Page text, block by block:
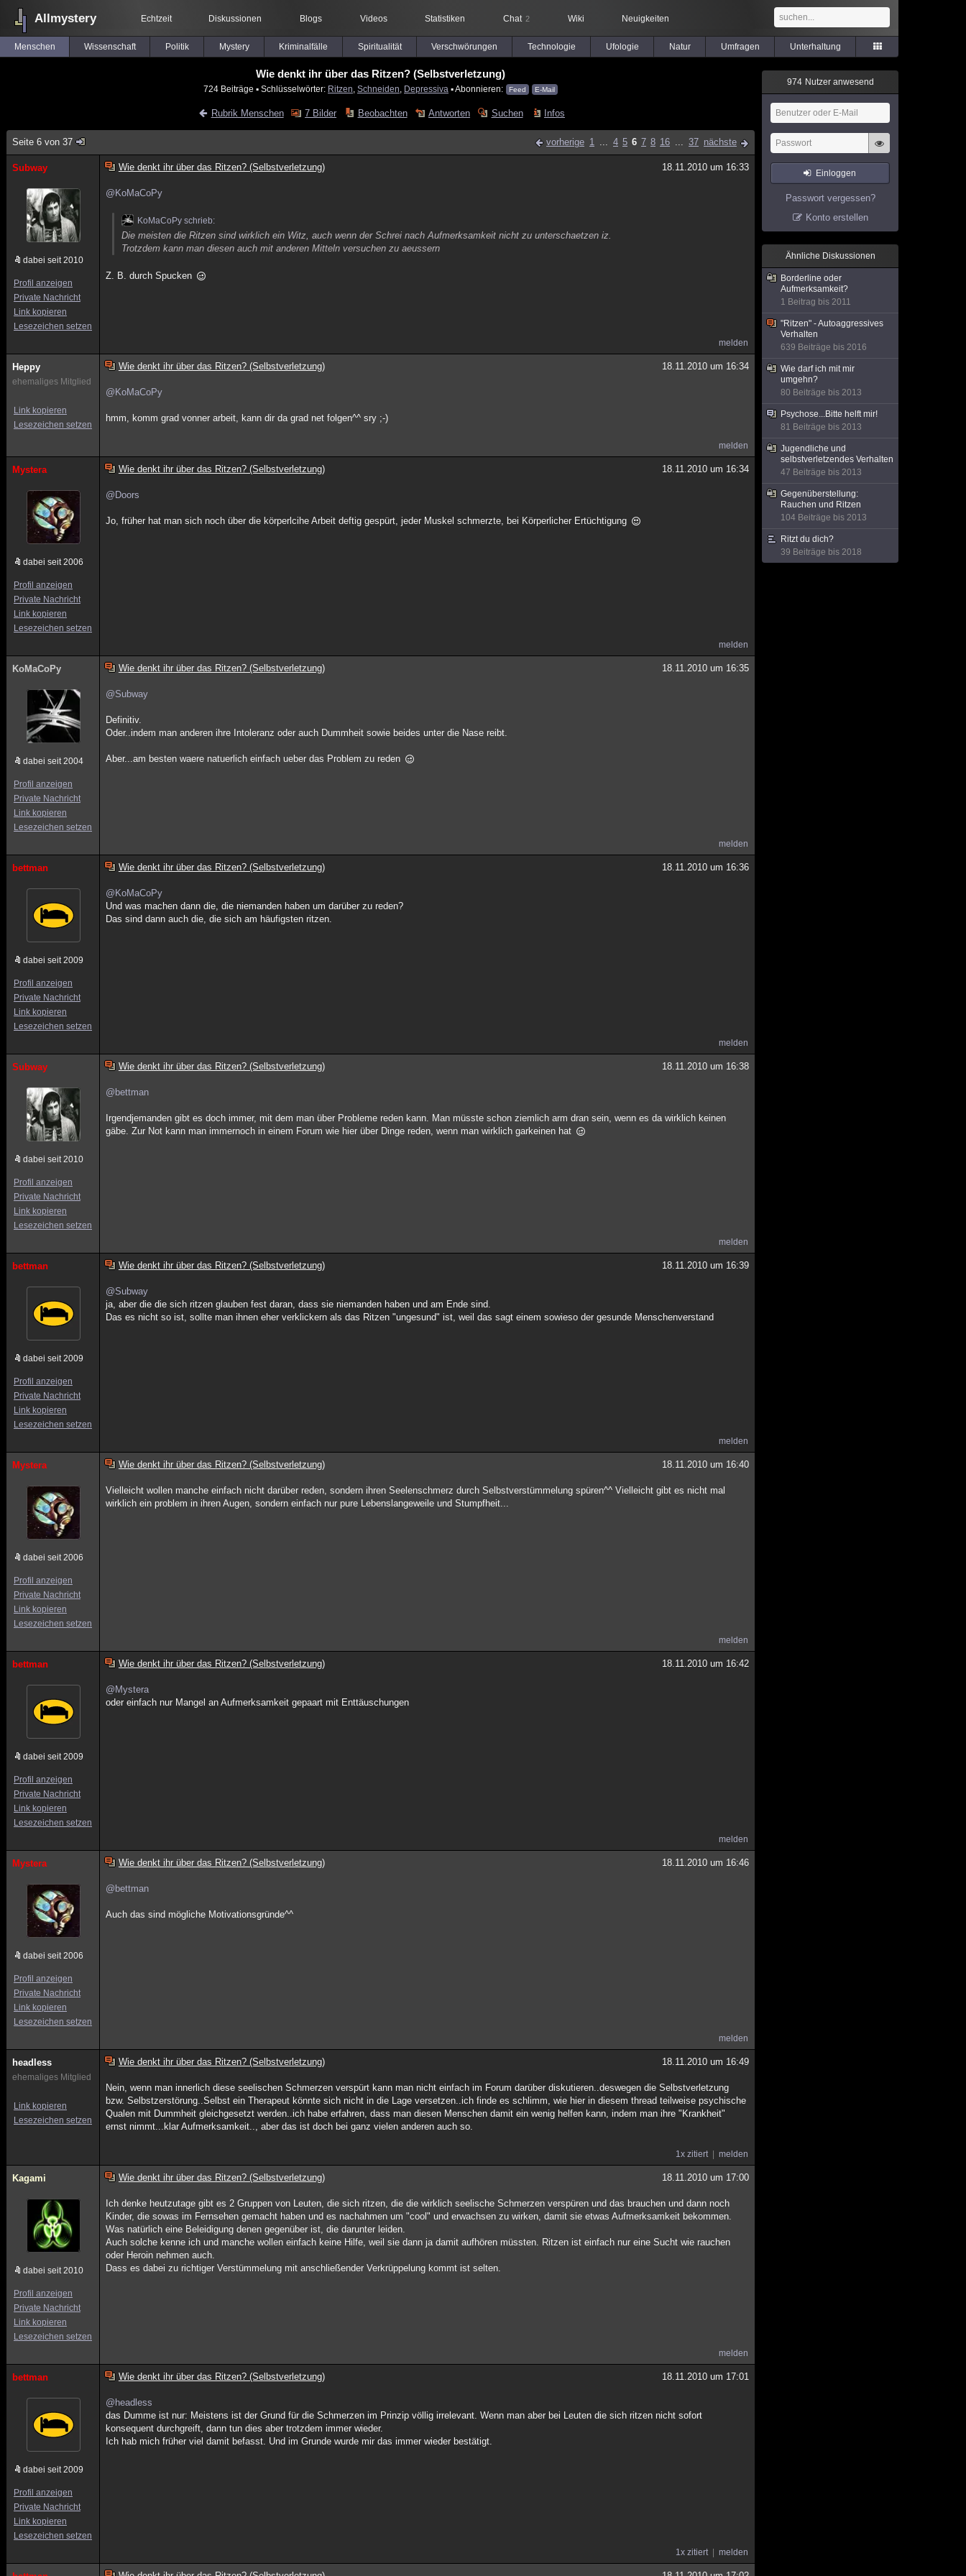
Allmystery Echtzeit Diskussionen Blogs Videos Statistiken Chat 2 Wiki Neuigkeiten
Menschen Wissenschaft Politik Mystery Kriminalfälle Spiritualität Verschwörungen Technologie Ufologie Natur Umfragen Unterhaltung
Wie denkt ihr über das Ritzen? (Selbstverletzung)
724 Beiträge ▪ Schlüsselwörter: Ritzen Schneiden Depressiva ▪ Abonnieren: Feed E-Mail
Rubrik Menschen 7 Bilder Beobachten Antworten Suchen Infos
Seite 6 von 37 vorherige 1 ... 4 5 6 7 8 16 ... 37 nächste
Subway
dabei seit 2010
Profil anzeigen
Private Nachricht
Link kopieren
Lesezeichen setzen
Wie denkt ihr über das Ritzen? (Selbstverletzung) 18.11.2010 um 16:33
@KoMaCoPy
KoMaCoPy schrieb:
Die meisten die Ritzen sind wirklich ein Witz, auch wenn der Schrei nach Aufmerksamkeit nicht zu unterschaetzen iz.
Trotzdem kann man diesen auch mit anderen Mitteln versuchen zu aeussern
Z. B. durch Spucken
melden
Heppy
ehemaliges Mitglied
Link kopieren
Lesezeichen setzen
Wie denkt ihr über das Ritzen? (Selbstverletzung) 18.11.2010 um 16:34
@KoMaCoPy
hmm, komm grad vonner arbeit, kann dir da grad net folgen^^ sry ;-)
melden
Mystera
dabei seit 2006
Profil anzeigen
Private Nachricht
Link kopieren
Lesezeichen setzen
Wie denkt ihr über das Ritzen? (Selbstverletzung) 18.11.2010 um 16:34
@Doors
Jo, früher hat man sich noch über die körperlcihe Arbeit deftig gespürt, jeder Muskel schmerzte, bei Körperlicher Ertüchtigung
melden
KoMaCoPy
dabei seit 2004
Profil anzeigen
Private Nachricht
Link kopieren
Lesezeichen setzen
Wie denkt ihr über das Ritzen? (Selbstverletzung) 18.11.2010 um 16:35
@Subway
Definitiv.
Oder..indem man anderen ihre Intoleranz oder auch Dummheit sowie beides unter die Nase reibt.
Aber...am besten waere natuerlich einfach ueber das Problem zu reden
melden
bettman
dabei seit 2009
Profil anzeigen
Private Nachricht
Link kopieren
Lesezeichen setzen
Wie denkt ihr über das Ritzen? (Selbstverletzung) 18.11.2010 um 16:36
@KoMaCoPy
Und was machen dann die, die niemanden haben um darüber zu reden?
Das sind dann auch die, die sich am häufigsten ritzen.
melden
Subway
dabei seit 2010
Profil anzeigen
Private Nachricht
Link kopieren
Lesezeichen setzen
Wie denkt ihr über das Ritzen? (Selbstverletzung) 18.11.2010 um 16:38
@bettman
Irgendjemanden gibt es doch immer, mit dem man über Probleme reden kann. Man müsste schon ziemlich arm dran sein, wenn es da wirklich keinen
gäbe. Zur Not kann man immernoch in einem Forum wie hier über Dinge reden, wenn man wirklich garkeinen hat
melden
bettman
dabei seit 2009
Profil anzeigen
Private Nachricht
Link kopieren
Lesezeichen setzen
Wie denkt ihr über das Ritzen? (Selbstverletzung) 18.11.2010 um 16:39
@Subway
ja, aber die die sich ritzen glauben fest daran, dass sie niemanden haben und am Ende sind.
Das es nicht so ist, sollte man ihnen eher verklickern als das Ritzen "ungesund" ist, weil das sagt einem sowieso der gesunde Menschenverstand
melden
Mystera
dabei seit 2006
Profil anzeigen
Private Nachricht
Link kopieren
Lesezeichen setzen
Wie denkt ihr über das Ritzen? (Selbstverletzung) 18.11.2010 um 16:40
Vielleicht wollen manche einfach nicht darüber reden, sondern ihren Seelenschmerz durch Selbstverstümmelung spüren^^ Vielleicht gibt es nicht mal
wirklich ein problem in ihren Augen, sondern einfach nur pure Lebenslangeweile und Stumpfheit...
melden
bettman
dabei seit 2009
Profil anzeigen
Private Nachricht
Link kopieren
Lesezeichen setzen
Wie denkt ihr über das Ritzen? (Selbstverletzung) 18.11.2010 um 16:42
@Mystera
oder einfach nur Mangel an Aufmerksamkeit gepaart mit Enttäuschungen
melden
Mystera
dabei seit 2006
Profil anzeigen
Private Nachricht
Link kopieren
Lesezeichen setzen
Wie denkt ihr über das Ritzen? (Selbstverletzung) 18.11.2010 um 16:46
@bettman
Auch das sind mögliche Motivationsgründe^^
melden
headless
ehemaliges Mitglied
Link kopieren
Lesezeichen setzen
Wie denkt ihr über das Ritzen? (Selbstverletzung) 18.11.2010 um 16:49
Nein, wenn man innerlich diese seelischen Schmerzen verspürt kann man nicht einfach im Forum darüber diskutieren..deswegen die Selbstverletzung
bzw. Selbstzerstörung..Selbst ein Therapeut könnte sich nicht in die Lage versetzen..ich finde es schlimm, wie hier in diesem thread teilweise psychische
Qualen mit Dummheit gleichgesetzt werden..ich habe erfahren, dass man diesen Menschen damit ein wenig helfen kann, indem man ihre "Krankheit"
ernst nimmt...klar Aufmerksamkeit.., aber das ist doch bei ganz vielen anderen auch so.
1x zitiert melden
Kagami
dabei seit 2010
Profil anzeigen
Private Nachricht
Link kopieren
Lesezeichen setzen
Wie denkt ihr über das Ritzen? (Selbstverletzung) 18.11.2010 um 17:00
Ich denke heutzutage gibt es 2 Gruppen von Leuten, die sich ritzen, die die wirklich seelische Schmerzen verspüren und das brauchen und dann noch
Kinder, die sowas im Fernsehen gemacht haben und es nachahmen um "cool" und erwachsen zu wirken, damit sie etwas Aufmerksamkeit bekommen.
Was natürlich eine Beleidigung denen gegenüber ist, die darunter leiden.
Auch solche kenne ich und manche wollen einfach keine Hilfe, weil sie dann ja damit aufhören müssten. Ritzen ist einfach nur eine Sucht wie rauchen
oder Heroin nehmen auch.
Dass es dabei zu richtiger Verstümmelung mit anschließender Verkrüppelung kommt ist selten.
melden
bettman
dabei seit 2009
Profil anzeigen
Private Nachricht
Link kopieren
Lesezeichen setzen
Wie denkt ihr über das Ritzen? (Selbstverletzung) 18.11.2010 um 17:01
@headless
das Dumme ist nur: Meistens ist der Grund für die Schmerzen im Prinzip völlig irrelevant. Wenn man aber bei Leuten die sich ritzen nicht sofort
konsequent durchgreift, dann tun dies aber trotzdem immer wieder.
Ich hab mich früher viel damit befasst. Und im Grunde wurde mir das immer wieder bestätigt.
1x zitiert melden
974 Nutzer anwesend
Einloggen
Passwort vergessen?
Konto erstellen
Ähnliche Diskussionen
Borderline oder
Aufmerksamkeit?
1 Beitrag bis 2011
"Ritzen" - Autoaggressives
Verhalten
639 Beiträge bis 2016
Wie darf ich mit mir
umgehn?
80 Beiträge bis 2013
Psychose...Bitte helft mir!
81 Beiträge bis 2013
Jugendliche und
selbstverletzendes Verhalten
47 Beiträge bis 2013
Gegenüberstellung:
Rauchen und Ritzen
104 Beiträge bis 2013
Ritzt du dich?
39 Beiträge bis 2018